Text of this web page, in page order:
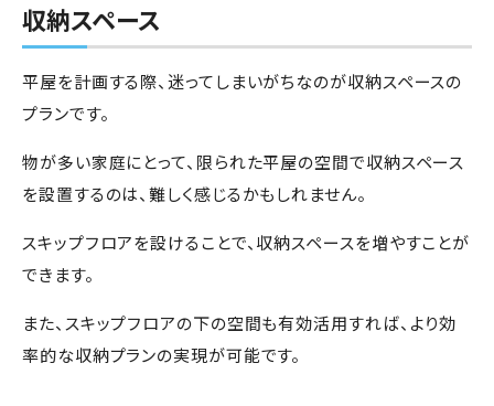
収納スペース
平屋を計画する際、迷ってしまいがちなのが収納スペースの
プランです。
物が多い家庭にとって、限られた平屋の空間で収納スペース
を設置するのは、難しく感じるかもしれません。
スキップフロアを設けることで、収納スペースを増やすことが
できます。
また、スキップフロアの下の空間も有効活用すれば、より効
率的な収納プランの実現が可能です。